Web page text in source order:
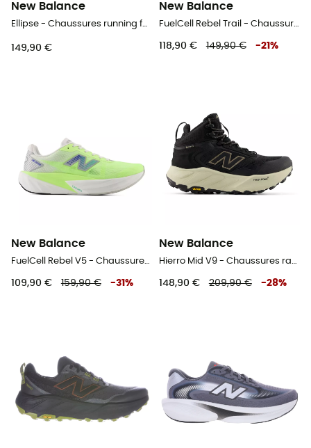
New Balance
Ellipse - Chaussures running femme
149,90 €
New Balance
FuelCell Rebel Trail - Chaussures trail homme
118,90 € 149,90 € -21 %
New Balance
FuelCell Rebel V5 - Chaussures running femme
109,90 € 159,90 € -31 %
New Balance
Hierro Mid V9 - Chaussures randonnée femme
148,90 € 209,90 € -28%